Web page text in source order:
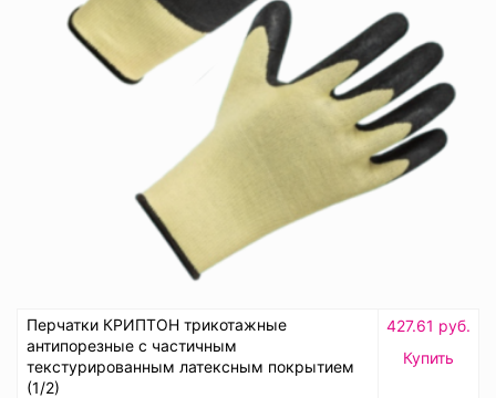
Перчатки КРИПТОН трикотажные
антипорезные с частичным
текстурированным латексным покрытием
(1/2)
427.61 руб.
Купить